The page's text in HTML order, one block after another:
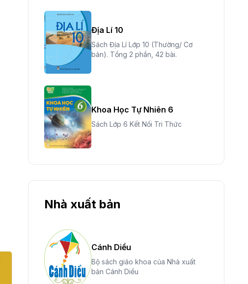
Địa Lí 10
Sách Địa Lí Lớp 10 (Thường/ Cơ
bản). Tổng 2 phần, 42 bài.
Khoa Học Tự Nhiên 6
Sách Lớp 6 Kết Nối Tri Thức
Nhà xuất bản
Cánh Diều
Bộ sách giáo khoa của Nhà xuất
bản Cánh Diều